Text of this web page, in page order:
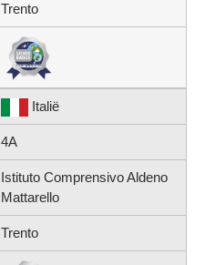
Trento
Italië
4A
Istituto Comprensivo Aldeno
Mattarello
Trento